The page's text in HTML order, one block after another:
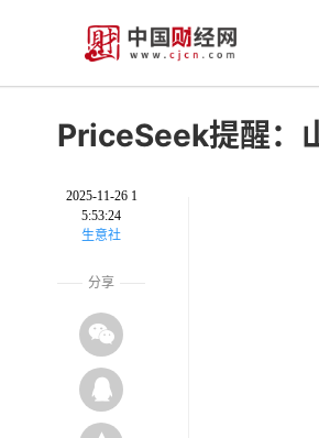
PriceSeek提醒：
2025-11-26 1
5:53:24
生意社
分享